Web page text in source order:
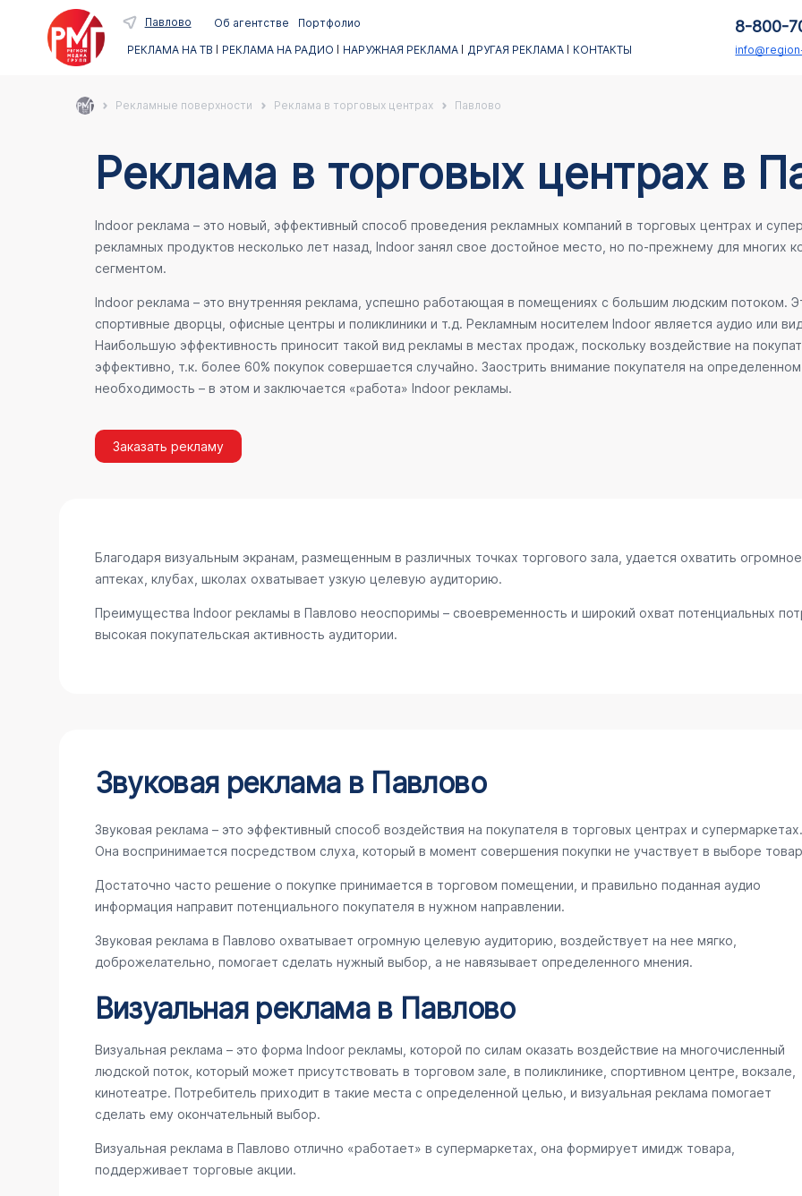
Павлово Об агентстве
Портфолио
РЕКЛАМА НА ТВ
РЕКЛАМА НА РАДИО НАРУЖНАЯ РЕКЛАМА ДРУГАЯ РЕКЛАМА КОНТАКТЫ
8-800-
Рекламные поверхности Реклама в торговых центрах Павлово
Реклама в торговых центрах в
Indoor реклама – это новый, эффективный способ проведения рекламных компаний в торговых центрах и
рекламных продуктов несколько лет назад, Indoor занял свое достойное место, но по-прежнему для многих
сегментом.
Indoor реклама – это внутренняя реклама, успешно работающая в помещениях с большим людским потоком.
спортивные дворцы, офисные центры и поликлиники и т.д. Рекламным носителем Indoor является аудио или
Наибольшую эффективность приносит такой вид рекламы в местах продаж, поскольку воздействие на
эффективно, т.к. более 60% покупок совершается случайно. Заострить внимание покупателя на
необходимость – в этом и заключается «работа» Indoor рекламы.
Заказать рекламу
Благодаря визуальным экранам, размещенным в различных точках торгового зала, удается охватить
аптеках, клубах, школах охватывает узкую целевую аудиторию.
Преимущества Indoor рекламы в Павлово неоспоримы – своевременность и широкий охват потенциальных
высокая покупательская активность аудитории.
Звуковая реклама в Павлово
Звуковая реклама – это эффективный способ воздействия на покупателя в торговых центрах и супермаркетах.
Она воспринимается посредством слуха, который в момент совершения покупки не участвует в выборе
Достаточно часто решение о покупке принимается в торговом помещении, и правильно поданная аудио
информация направит потенциального покупателя в нужном направлении.
Звуковая реклама в Павлово охватывает огромную целевую аудиторию, воздействует на нее мягко,
доброжелательно, помогает сделать нужный выбор, а не навязывает определенного мнения.
Визуальная реклама в Павлово
Визуальная реклама – это форма Indoor рекламы, которой по силам оказать воздействие на многочисленный
людской поток, который может присутствовать в торговом зале, в поликлинике, спортивном центре, вокзале,
кинотеатре. Потребитель приходит в такие места с определенной целью, и визуальная реклама помогает
сделать ему окончательный выбор.
Визуальная реклама в Павлово отлично «работает» в супермаркетах, она формирует имидж товара,
поддерживает торговые акции.